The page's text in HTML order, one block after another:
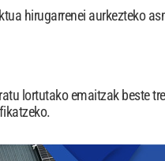
hirugarrenei aurkezteko
lortutako emaitzak beste